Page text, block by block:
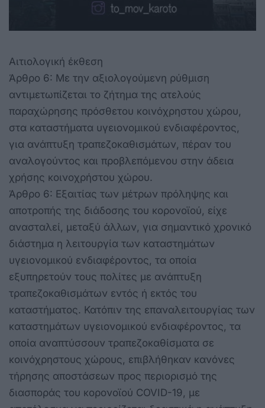
Αιτιολογική έκθεση
Άρθρο 6: Με την αξιολογούμενη ρύθμιση
αντιμετωπίζεται το ζήτημα της ατελούς
παραχώρησης πρόσθετου κοινόχρηστου χώρου,
στα καταστήματα υγειονομικού ενδιαφέροντος,
για ανάπτυξη τραπεζοκαθισμάτων, πέραν του
αναλογούντος και προβλεπόμενου στην άδεια
χρήσης κοινοχρήστου χώρου.
Άρθρο 6: Εξαιτίας των μέτρων πρόληψης και
αποτροπής της διάδοσης του κορονοϊού, είχε
ανασταλεί, μεταξύ άλλων, για σημαντικό χρονικό
διάστημα η λειτουργία των καταστημάτων
υγειονομικού ενδιαφέροντος, τα οποία
εξυπηρετούν τους πολίτες με ανάπτυξη
τραπεζοκαθισμάτων εντός ή εκτός του
καταστήματος. Κατόπιν της επαναλειτουργίας των
καταστημάτων υγειονομικού ενδιαφέροντος, τα
οποία αναπτύσσουν τραπεζοκαθίσματα σε
κοινόχρηστους χώρους, επιβλήθηκαν κανόνες
τήρησης αποστάσεων προς περιορισμό της
διασποράς του κορονοϊού COVID-19, με